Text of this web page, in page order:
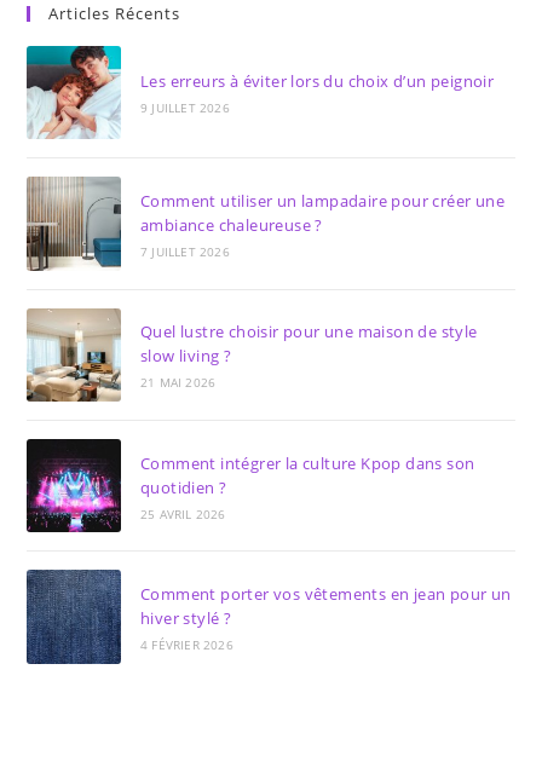
Articles Récents
Les erreurs à éviter lors du choix d’un peignoir
9 JUILLET 2026
Comment utiliser un lampadaire pour créer une
ambiance chaleureuse ?
7 JUILLET 2026
Quel lustre choisir pour une maison de style
slow living ?
21 MAI 2026
Comment intégrer la culture Kpop dans son
quotidien ?
25 AVRIL 2026
Comment porter vos vêtements en jean pour un
hiver stylé ?
4 FÉVRIER 2026